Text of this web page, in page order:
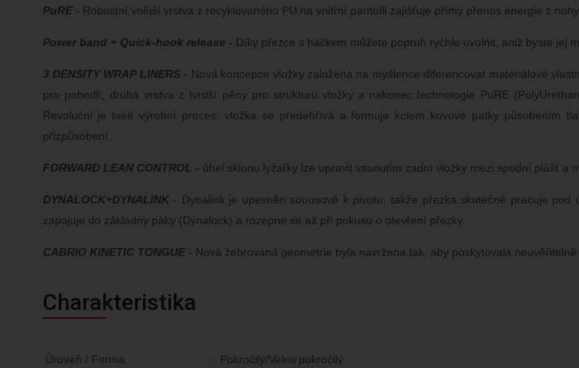
PuRE- Robustní vnější vrstva z recyklovaného PU na vnitřní pantofli zajišťuje přímý přenos energie z
Power band + Quick-hook release - Díky přezce s háčkem můžete popruh rychle uvolnit, aniž byste jej
3 DENSITY WRAP LINERS- Nová koncepce vložky založená na myšlence diferencovat materiálové
pro pohodlí, druhá vrstva z tvrdší pěny pro strukturu vložky a nakonec technologie PuRE
Revoluční je také výrobní proces: vložka se předehřívá a formuje kolem kovové patky působením
přizpůsobení.
FORWARD LEAN CONTROL - úhel sklonu lyžařky lze upravit vsunutím zadní vložky mezi spodní plášť a
DYNALOCK+DYNALINK- Dynalink je upevněn souosově k pivotu, takže přezka skutečně pracuje
zapojuje do základny páky (Dynalock) a rozepne se až při pokusu o otevření přezky.
CABRIO KINETIC TONGUE- Nová žebrovaná geometrie byla navržena tak, aby poskytovala
Charakteristika
Úroveň / Forma :
Pokročilý/Velmi pokročilý